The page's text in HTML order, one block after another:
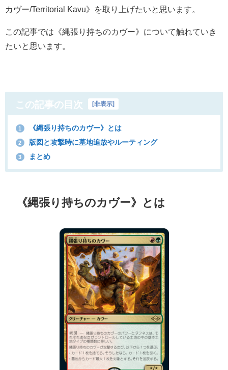
カヴー/Territorial Kavu》を取り上げたいと思います。
この記事では《縄張り持ちのカヴー》について触れていき
たいと思います。
この記事の目次 非表示
1 《縄張り持ちのカヴー》とは
2 版図と攻撃時に墓地追放やルーティング
3 まとめ
《縄張り持ちのカヴー》とは